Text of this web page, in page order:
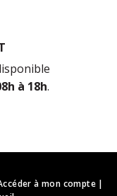
à 18h.
à mon compte|